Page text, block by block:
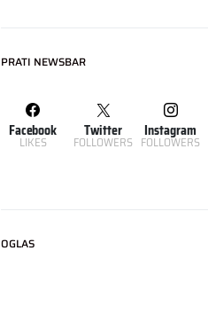
PRATI NEWSBAR
Facebook
LIKES
Twitter
FOLLOWERS
Instagram
FOLLOWERS
OGLAS